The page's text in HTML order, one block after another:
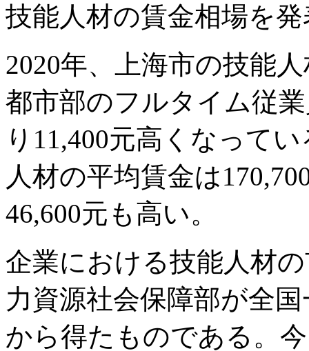
技能人材の賃金相場を
2020年、上海市の技能
都市部のフルタイム従
り11,400元高くなって
人材の平均賃金は
46,600元も高い。
企業における技能人材
力資源社会保障部が全
から得たものである。